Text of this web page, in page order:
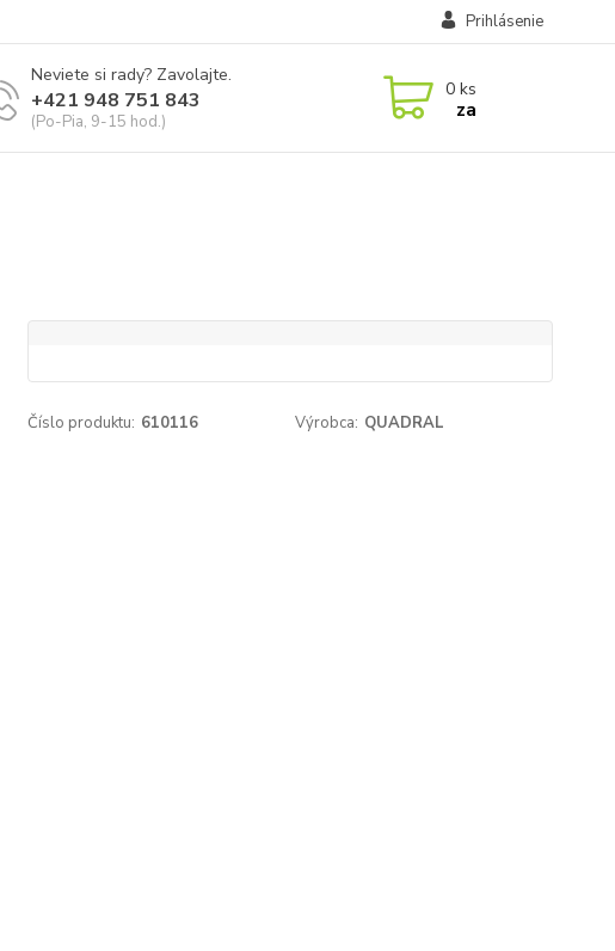
Prihlásenie
Neviete si rady? Zavolajte.
+421 948 751 843
(Po-Pia, 9-15 hod.)
0 ks
za
Číslo produktu: 610116 Výrobca: QUADRAL